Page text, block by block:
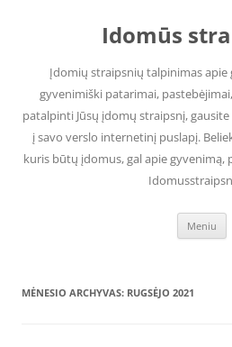
Idomūs
Įdomių straipsnių talpinimas apie
gyvenimiški patarimai,
patalpinti Jūsų įdomų straipsnį,
į savo verslo internetinį puslapį.
kuris būtų įdomus, gal apie gyvenimą,
Meniu
MĖNESIO ARCHYVAS: RUGSĖJO 2021